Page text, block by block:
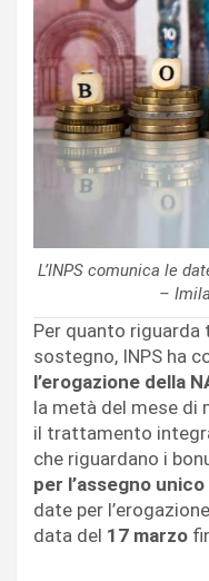
L’INPS comunica le
–
Per quanto
sostegno, INPS ha
l’erogazione della
la metà del mese di
il trattamento
che riguardano i
per l’assegno unico
date per
data del 17 marzo